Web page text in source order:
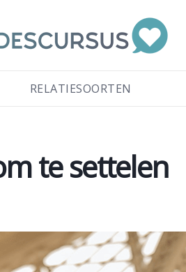
RELATIESOORTEN
te settelen